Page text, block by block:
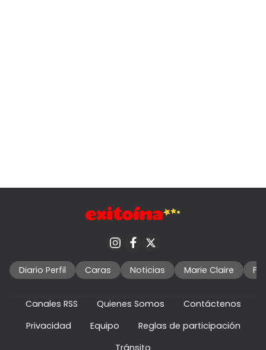
Diario Perfil Caras Noticias Marie Claire
Canales RSS Quienes Somos
Contáctenos
Privacidad
Equipo
Reglas de participación
Tránsito